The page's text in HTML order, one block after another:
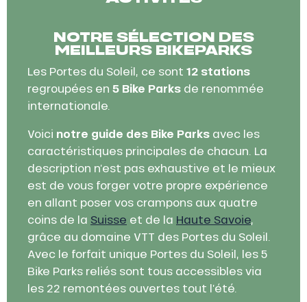
NOTRE SÉLECTION DES
MEILLEURS BIKEPARKS
Les Portes du Soleil, ce sont 12 stations
regroupées en 5 Bike Parks de renommée
internationale.
Voici notre guide des Bike Parks avec les
caractéristiques principales de chacun. La
description n’est pas exhaustive et le mieux
est de vous forger votre propre expérience
en allant poser vos crampons aux quatre
coins de la Suisse et de la Haute Savoie,
grâce au domaine VTT des Portes du Soleil.
Avec le forfait unique Portes du Soleil, les 5
Bike Parks reliés sont tous accessibles via
les 22 remontées ouvertes tout l’été.